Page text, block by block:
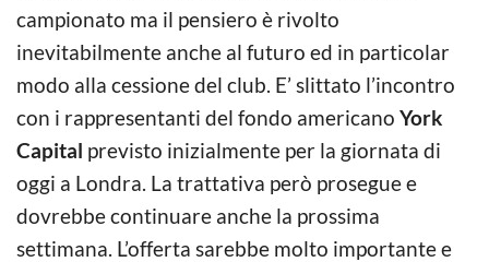
campionato ma il pensiero è rivolto
inevitabilmente anche al futuro ed in particolar
modo alla cessione del club. E’ slittato l’incontro
con i rappresentanti del fondo americano York
Capital previsto inizialmente per la giornata di
oggi a Londra. La trattativa però prosegue e
dovrebbe continuare anche la prossima
settimana. L’offerta sarebbe molto importante e